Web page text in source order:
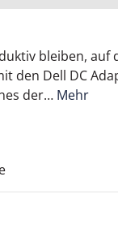
bleiben, auf
den Dell DC
der… Mehr